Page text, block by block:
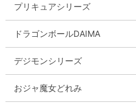
プリキュアシリーズ
ドラゴンボールDAIMA
デジモンシリーズ
おジャ魔女どれみ